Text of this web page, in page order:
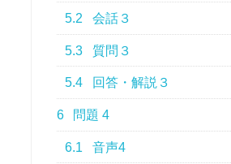
5.2 会話３
5.3 質問３
5.4 回答・解説３
6 問題 4
6.1 音声4